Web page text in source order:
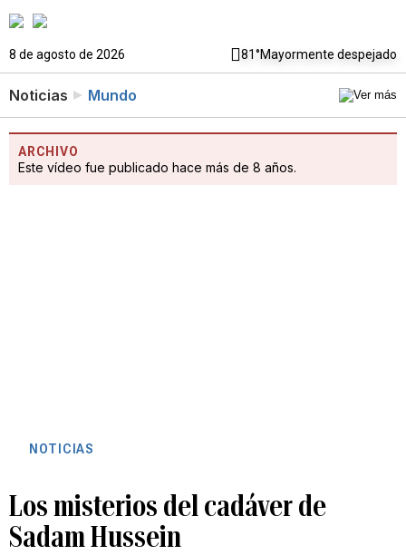
8 de agosto de 2026 81°Mayormente despejado
Noticias Mundo
ARCHIVO
Este vídeo fue publicado hace más de 8 años.
NOTICIAS
Los misterios del cadáver de
Sadam Hussein